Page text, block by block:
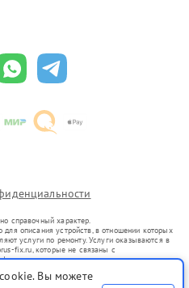
справочный характер.
описания устройств, в отношении которых
услуги по ремонту. Услуги оказываются в
fix.ru, которые не связаны с
представителями.
в гражданский оборот в соответствии
Вы можете